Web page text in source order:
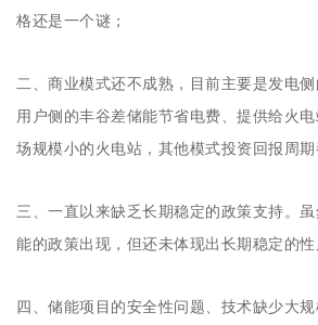
格还是一个谜；
二、商业模式还不成熟，目前主要是发电侧
用户侧的丰谷差储能节省电费、提供给火
场规模小的火电站，其他模式投资回报周期
三、一直以来缺乏长期稳定的政策支持。
能的政策出现，但还未体现出长期稳定的性
四、储能项目的安全性问题、技术缺少大规